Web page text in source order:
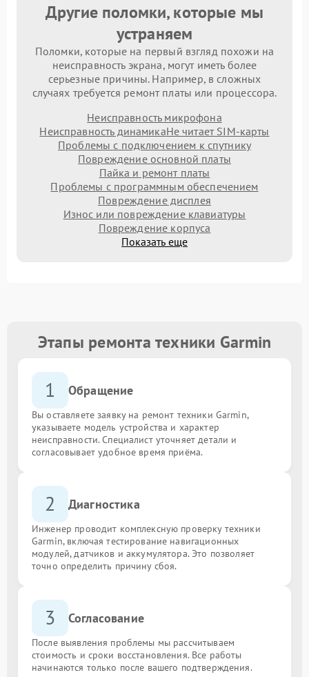
Другие поломки, которые мы
устраняем
Поломки, которые на первый взгляд похожи на
неисправность экрана, могут иметь более
серьезные причины. Например, в сложных
случаях требуется ремонт платы или процессора.
Неисправность микрофона
Неисправность динамикаНе читает SIM-карты
Проблемы с подключением к спутнику
Повреждение основной платы
Пайка и ремонт платы
Проблемы с программным обеспечением
Повреждение дисплея
Износ или повреждение клавиатуры
Повреждение корпуса
Показать еще
Этапы ремонта техники Garmin
1 Обращение
Вы оставляете заявку на ремонт техники Garmin,
указываете модель устройства и характер
неисправности. Специалист уточняет детали и
согласовывает удобное время приёма.
2 Диагностика
Инженер проводит комплексную проверку техники
Garmin, включая тестирование навигационных
модулей, датчиков и аккумулятора. Это позволяет
точно определить причину сбоя.
3 Согласование
После выявления проблемы мы рассчитываем
стоимость и сроки восстановления. Все работы
начинаются только после вашего подтверждения.